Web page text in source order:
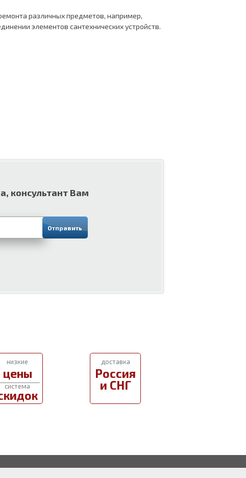
различных предметов, например,
элементов сантехнических устройств.
консультант Вам
низкие
цены
система
доставка
Россия
и СНГ